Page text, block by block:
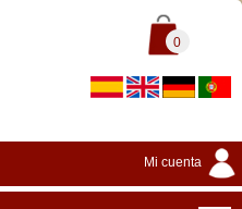
0
Mi cuenta